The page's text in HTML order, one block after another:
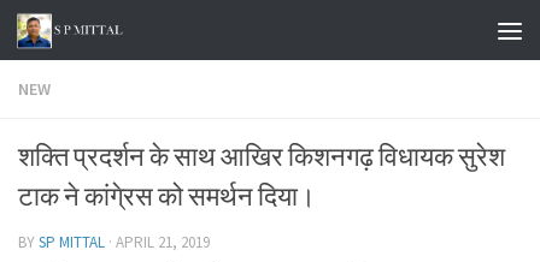
Skip to content
NEW
शक्ति प्रदर्शन के साथ आखिर किशनगढ़ विधायक सुरेश
टाक ने कांगे्रस को समर्थन दिया।
BYSP MITTAL · APRIL 21, 2019